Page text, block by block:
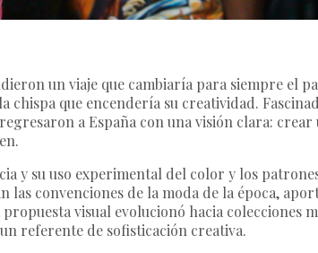
un viaje que cambiaría para siempre el
que encendería su creatividad.
a España con una visión clara: crear
y su uso experimental del color y los
convenciones de la moda de la época,
visual evolucionó hacia colecciones
referente de sofisticación creativa.